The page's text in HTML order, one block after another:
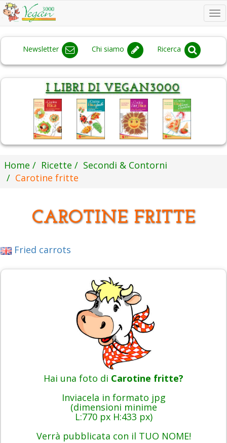
Newsletter Chi siamo Ricerca
Home Ricette
Secondi & Contorni
Carotine fritte
CAROTINE FRITTE
Fried carrots
Hai una foto di Carotine fritte?
Inviacela in formato jpg
(dimensioni minime
L:770 px H:433 px)
Verrà pubblicata con il TUO NOME!